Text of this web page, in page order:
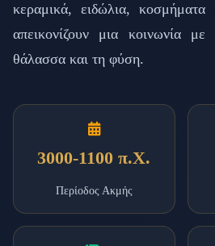
κεραμικά, ειδώλια, κοσμήματα
απεικονίζουν μια κοινωνία
θάλασσα και τη φύση.
3000-1100 π.Χ.
Περίοδος Ακμής